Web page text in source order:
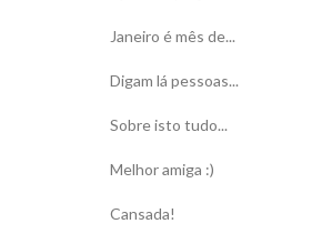
Janeiro é mês de...
Digam lá pessoas...
Sobre isto tudo...
Melhor amiga :)
Cansada!